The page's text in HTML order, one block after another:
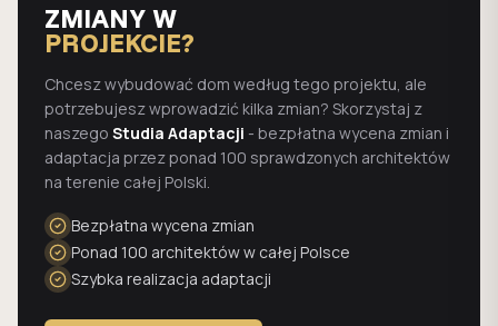
ZMIANY W
PROJEKCIE?
Chcesz wybudować dom według tego projektu, ale
potrzebujesz wprowadzić kilka zmian? Skorzystaj z
naszego Studia Adaptacji - bezpłatna wycena zmian i
adaptacja przez ponad 100 sprawdzonych architektów
na terenie całej Polski.
Bezpłatna wycena zmian
Ponad 100 architektów w całej Polsce
Szybka realizacja adaptacji